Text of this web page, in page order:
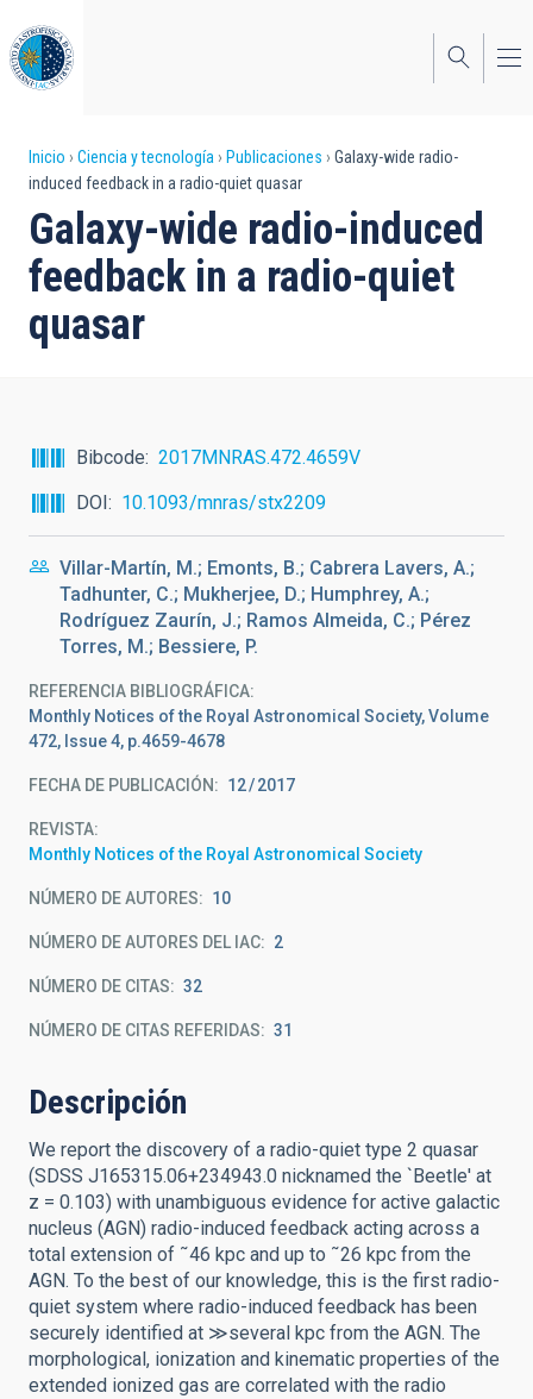
al
contenido
principal
Sobrescribir
enlaces
de
ayuda
a
Inicio Ciencia y tecnología Publicaciones
Galaxy-wide radio-
induced feedback in a radio-quiet quasar
Galaxy-wide radio-induced
feedback in a radio-quiet
quasar
Bibcode
2017MNRAS.472.4659V
DOI
10.1093/mnras/stx2209
Villar-Martín, M.; Emonts, B.; Cabrera Lavers, A.;
Tadhunter, C.; Mukherjee, D.; Humphrey, A.;
Rodríguez Zaurín, J.; Ramos Almeida, C.; Pérez
Torres, M.; Bessiere, P.
REFERENCIA BIBLIOGRÁFICA
Monthly Notices of the Royal Astronomical Society, Volume
472, Issue 4, p.4659-4678
FECHA DE PUBLICACIÓN: 12 2017
REVISTA
Monthly Notices of the Royal Astronomical Society
NÚMERO DE AUTORES 10
NÚMERO DE AUTORES DEL IAC 2
NÚMERO DE CITAS 32
NÚMERO DE CITAS REFERIDAS 31
Descripción
We report the discovery of a radio-quiet type 2 quasar
(SDSS J165315.06+234943.0 nicknamed the `Beetle' at
z = 0.103) with unambiguous evidence for active galactic
nucleus (AGN) radio-induced feedback acting across a
total extension of ˜46 kpc and up to ˜26 kpc from the
AGN. To the best of our knowledge, this is the first radio-
quiet system where radio-induced feedback has been
securely identified at ≫several kpc from the AGN. The
morphological, ionization and kinematic properties of the
extended ionized gas are correlated with the radio